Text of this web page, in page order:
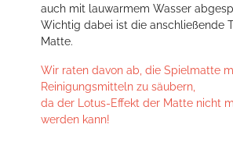
auch mit lauwarmem Wasser
Wichtig dabei ist die anschließende
Matte.
Wir raten davon ab, die Spielmatte
Reinigungsmitteln zu säubern,
da der Lotus-Effekt der Matte nicht
werden kann!